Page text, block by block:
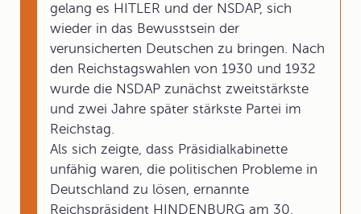
gelang es HITLER und der NSDAP, sich
wieder in das Bewusstsein der
verunsicherten Deutschen zu bringen. Nach
den Reichstagswahlen von 1930 und 1932
wurde die NSDAP zunächst zweitstärkste
und zwei Jahre später stärkste Partei im
Reichstag.
Als sich zeigte, dass Präsidialkabinette
unfähig waren, die politischen Probleme in
Deutschland zu lösen, ernannte
Reichspräsident HINDENBURG am 30.